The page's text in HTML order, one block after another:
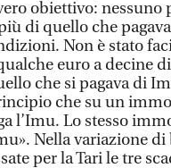
obiettivo: nessuno
di quello che
Non è stato
euro a decine
che si pagava di
che su un
l’Imu. Lo stesso
Nella variazione
per la Tari le tre